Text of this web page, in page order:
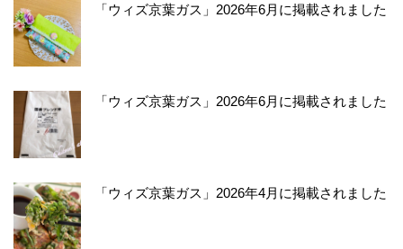
「ウィズ京葉ガス」2026年6月に掲載されました
「ウィズ京葉ガス」2026年6月に掲載されました
「ウィズ京葉ガス」2026年4月に掲載されました